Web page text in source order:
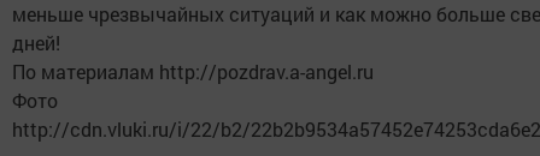
меньше чрезвычайных ситуаций и как можно больше
дней!
По материалам http://pozdrav.a-angel.ru
Фото
http://cdn.vluki.ru/i/22/b2/